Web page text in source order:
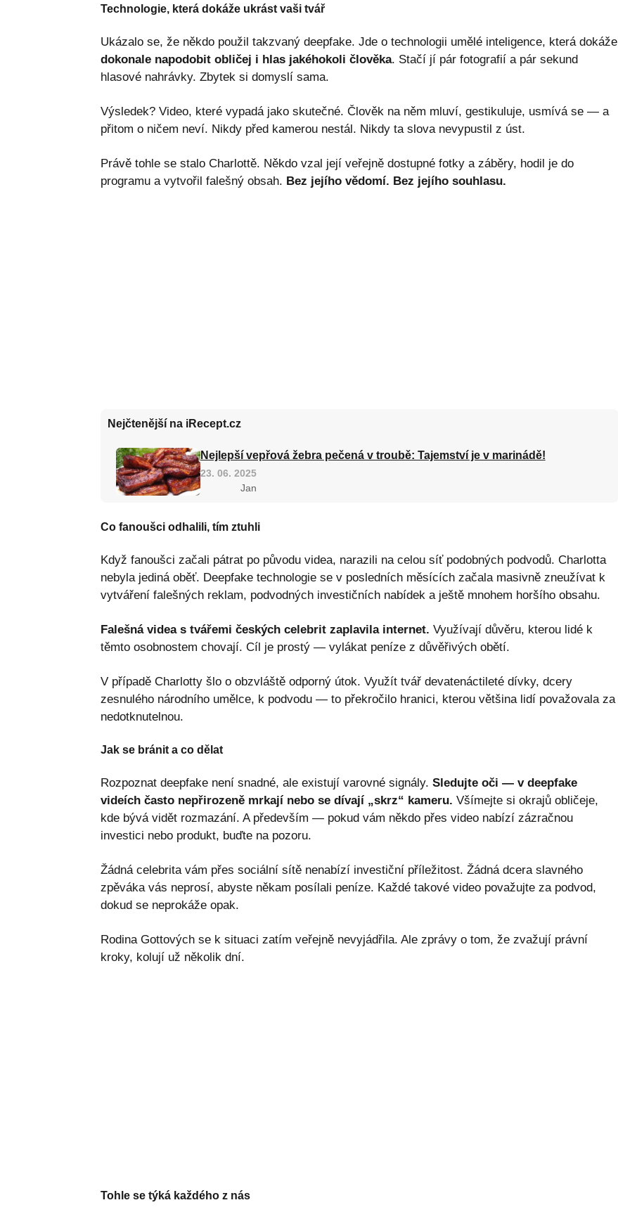
Technologie, která dokáže ukrást vaši tvář
Ukázalo se, že někdo použil takzvaný deepfake. Jde o technologii umělé inteligence, která dokáže
dokonale napodobit obličej i hlas jakéhokoli člověka. Stačí jí pár fotografií a pár sekund
hlasové nahrávky. Zbytek si domyslí sama.
Výsledek? Video, které vypadá jako skutečné. Člověk na něm mluví, gestikuluje, usmívá se — a
přitom o ničem neví. Nikdy před kamerou nestál. Nikdy ta slova nevypustil z úst.
Právě tohle se stalo Charlottě. Někdo vzal její veřejně dostupné fotky a záběry, hodil je do
programu a vytvořil falešný obsah. Bez jejího vědomí. Bez jejího souhlasu.
Nejčtenější na iRecept.cz
Nejlepší vepřová žebra pečená v troubě: Tajemství je v marinádě!
23. 06. 2025
Jan
Co fanoušci odhalili, tím ztuhli
Když fanoušci začali pátrat po původu videa, narazili na celou síť podobných podvodů. Charlotta
nebyla jediná oběť. Deepfake technologie se v posledních měsících začala masivně zneužívat k
vytváření falešných reklam, podvodných investičních nabídek a ještě mnohem horšího obsahu.
Falešná videa s tvářemi českých celebrit zaplavila internet. Využívají důvěru, kterou lidé k
těmto osobnostem chovají. Cíl je prostý — vylákat peníze z důvěřivých obětí.
V případě Charlotty šlo o obzvláště odporný útok. Využít tvář devatenáctileté dívky, dcery
zesnulého národního umělce, k podvodu — to překročilo hranici, kterou většina lidí považovala za
nedotknutelnou.
Jak se bránit a co dělat
Rozpoznat deepfake není snadné, ale existují varovné signály. Sledujte oči — v deepfake
videích často nepřirozeně mrkají nebo se dívají „skrz“ kameru. Všímejte si okrajů obličeje,
kde bývá vidět rozmazání. A především — pokud vám někdo přes video nabízí zázračnou
investici nebo produkt, buďte na pozoru.
Žádná celebrita vám přes sociální sítě nenabízí investiční příležitost. Žádná dcera slavného
zpěváka vás neprosí, abyste někam posílali peníze. Každé takové video považujte za podvod,
dokud se neprokáže opak.
Rodina Gottových se k situaci zatím veřejně nevyjádřila. Ale zprávy o tom, že zvažují právní
kroky, kolují už několik dní.
Tohle se týká každého z nás